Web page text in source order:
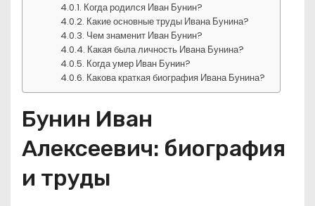
Когда родился Иван Бунин?
Какие основные труды Ивана Бунина?
Чем знаменит Иван Бунин?
Какая была личность Ивана Бунина?
Когда умер Иван Бунин?
Какова краткая биография Ивана Бунина?
Бунин Иван
Алексеевич: биография
и труды